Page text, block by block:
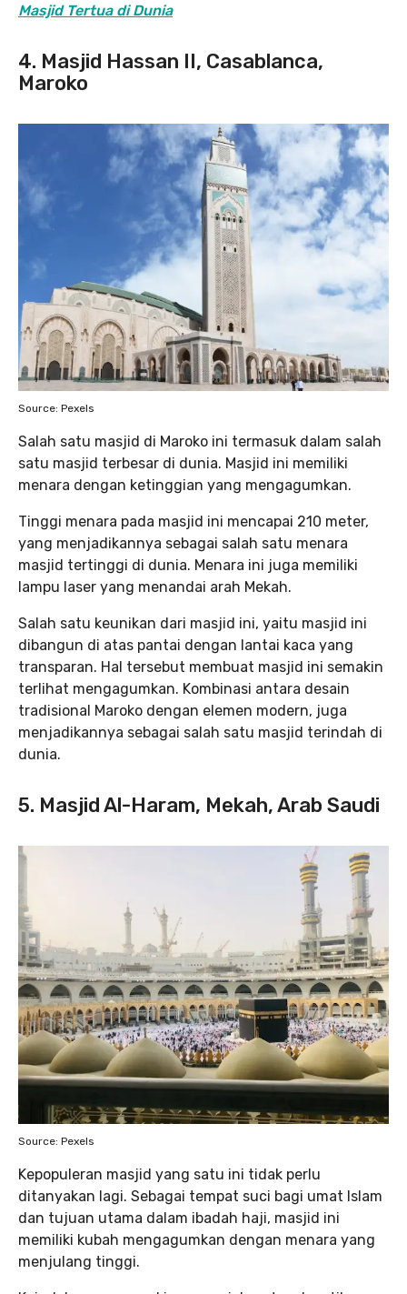
Masjid Tertua di Dunia
4. Masjid Hassan II, Casablanca,
Maroko
Source: Pexels
Salah satu masjid di Maroko ini termasuk dalam salah
satu masjid terbesar di dunia. Masjid ini memiliki
menara dengan ketinggian yang mengagumkan.
Tinggi menara pada masjid ini mencapai 210 meter,
yang menjadikannya sebagai salah satu menara
masjid tertinggi di dunia. Menara ini juga memiliki
lampu laser yang menandai arah Mekah.
Salah satu keunikan dari masjid ini, yaitu masjid ini
dibangun di atas pantai dengan lantai kaca yang
transparan. Hal tersebut membuat masjid ini semakin
terlihat mengagumkan. Kombinasi antara desain
tradisional Maroko dengan elemen modern, juga
menjadikannya sebagai salah satu masjid terindah di
dunia.
5. Masjid Al-Haram, Mekah, Arab Saudi
Source: Pexels
Kepopuleran masjid yang satu ini tidak perlu
ditanyakan lagi. Sebagai tempat suci bagi umat Islam
dan tujuan utama dalam ibadah haji, masjid ini
memiliki kubah mengagumkan dengan menara yang
menjulang tinggi.